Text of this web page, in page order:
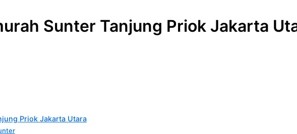
Sunter Tanjung Priok Jakarta
Priok Jakarta Utara